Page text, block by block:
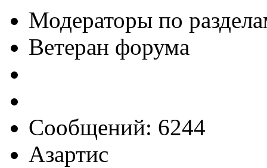
Модераторы по
Ветеран форума
Сообщений: 6244
Азартис